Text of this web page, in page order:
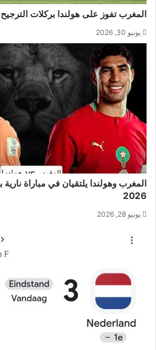
المغرب تفوز على هولندا بركلات الترجيح
يونيو 30, 2026
2026
يونيو 28, 2026